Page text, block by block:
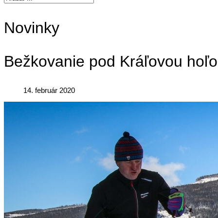
Novinky
Bežkovanie pod Kráľovou
14. február 2020